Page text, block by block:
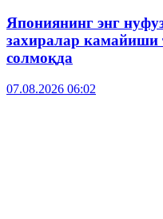
Япониянинг энг
захиралар камайиши
солмоқда
07.08.2026 06:02